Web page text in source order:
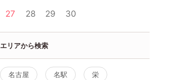
【カップル率最大級！】理想
の年齢幅だから共通話題が満
27
28 29 30
エリアから検索
名古屋 名駅 栄